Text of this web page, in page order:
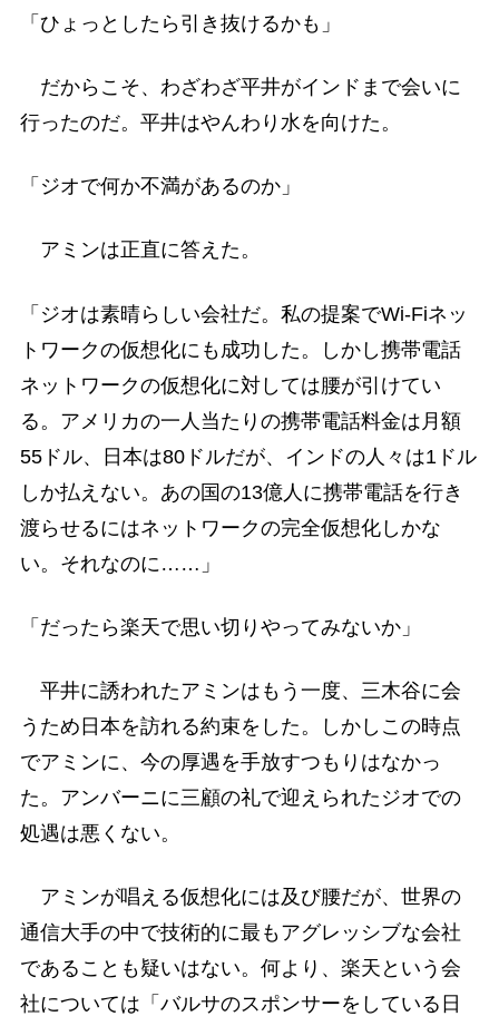
「ひょっとしたら引き抜けるかも」
だからこそ、わざわざ平井がインドまで会いに
行ったのだ。平井はやんわり水を向けた。
「ジオで何か不満があるのか」
アミンは正直に答えた。
「ジオは素晴らしい会社だ。私の提案でWi-Fiネッ
トワークの仮想化にも成功した。しかし携帯電話
ネットワークの仮想化に対しては腰が引けてい
る。アメリカの一人当たりの携帯電話料金は月額
55ドル、日本は80ドルだが、インドの人々は1ドル
しか払えない。あの国の13億人に携帯電話を行き
渡らせるにはネットワークの完全仮想化しかな
い。それなのに……」
「だったら楽天で思い切りやってみないか」
平井に誘われたアミンはもう一度、三木谷に会
うため日本を訪れる約束をした。しかしこの時点
でアミンに、今の厚遇を手放すつもりはなかっ
た。アンバーニに三顧の礼で迎えられたジオでの
処遇は悪くない。
アミンが唱える仮想化には及び腰だが、世界の
通信大手の中で技術的に最もアグレッシブな会社
であることも疑いはない。何より、楽天という会
社については「バルサのスポンサーをしている日